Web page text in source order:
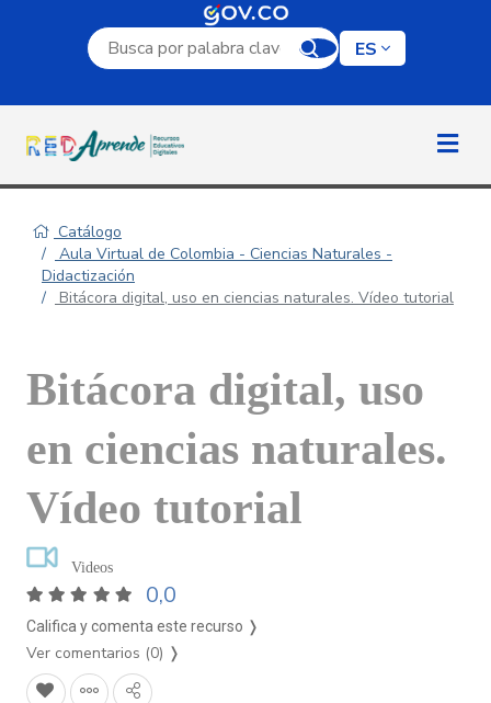
Campo de búsqueda por palabra clave
ES
Catálogo
Aula Virtual de Colombia - Ciencias Naturales -
Didactización
Bitácora digital, uso en ciencias naturales. Vídeo tutorial
Bitácora digital, uso
en ciencias naturales.
Vídeo tutorial
Videos
0,0
Califica y comenta este recurso ❭
Ver comentarios (0) ❭